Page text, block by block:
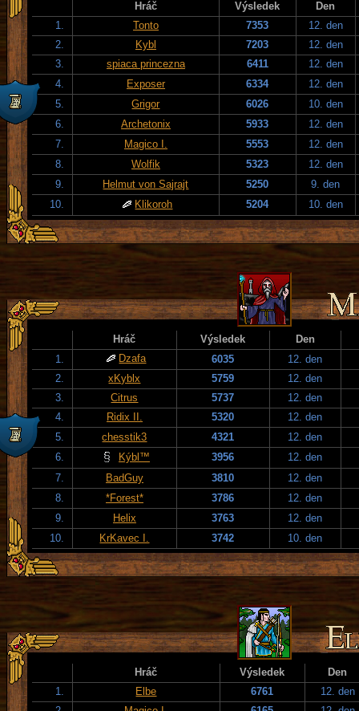
Hráč Výsledek
Den
1.
Tonto 7353
12. den
2.
Kybl 7203
12. den
3.
spiaca princezna 6411
12. den
4.
Exposer 6334
12. den
5.
Grigor 6026
10. den
6.
Archetonix 5933
12. den
7.
Magico I. 5553
12. den
8.
Wolfik 5323
12. den
9.
Helmut von Sajrajt 5250
9. den
10.
Klikoroh 5204 10. den
Hráč Výsledek
Den
1.
Dzafa 6035
12. den
2.
xKyblx 5759
12. den
3.
Citrus 5737
12. den
4.
Ridix II. 5320
12. den
5.
chesstik3 4321
12. den
6.
Kýbl™ 3956
12. den
7.
BadGuy 3810
12. den
8.
*Forest* 3786
12. den
9.
Helix 3763
12. den
10.
KrKavec I. 3742 10. den
Hráč Výsledek
Den
1.
Elbe 6761
12. den